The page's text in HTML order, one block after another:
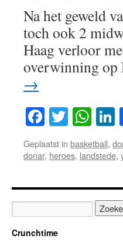
Na het geweld
toch ook 2
Haag verloor
overwinning
→
Facebook
Twitter
Geplaatst in basketball,
donar, heroes, landstede,
Crunchtime